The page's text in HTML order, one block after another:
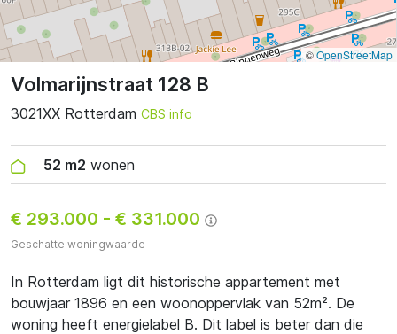
Volmarijnstraat 128 B
3021XX Rotterdam CBS info
52 m2 wonen
€ 293.000 - € 331.000
Geschatte woningwaarde
In Rotterdam ligt dit historische appartement met
bouwjaar 1896 en een woonoppervlak van 52m². De
woning heeft energielabel B. Dit label is beter dan die
©OpenStreetMap